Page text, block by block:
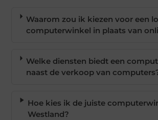
Waarom zou ik kiezen voor een
computerwinkel in plaats van
Welke diensten biedt een
naast de verkoop van
Hoe kies ik de juiste
Westland?